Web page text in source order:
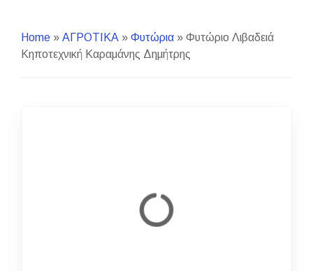
Home » ΑΓΡΟΤΙΚΑ » Φυτώρια » Φυτώριο Λιβαδειά
Κηποτεχνική Καραμάνης Δημήτρης